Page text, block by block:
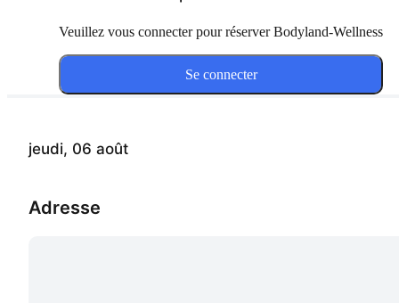
jeudi, 06 août
Adresse
Veuillez vous connecter pour réserver Bodyland-Wellness
Se connecter